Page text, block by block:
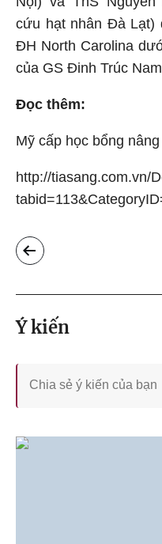
cứu hạt nhân Đà Lạt)
ĐH North Carolina
của GS Đinh Trúc
Đọc thêm:
Mỹ cấp học bổng
http://tiasang.com.vn/
Ý kiến